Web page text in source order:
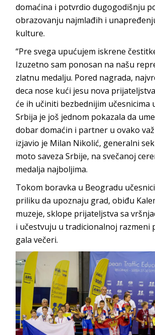
domaćina i potvrdio dugogodišnju
obrazovanju najmlađih i
kulture.
“Pre svega upućujem iskrene
Izuzetno sam ponosan na našu
zlatnu medalju. Pored nagrada,
deca nose kući jesu nova
će ih učiniti bezbednijim učesnicima
Srbija je još jednom pokazala da
dobar domaćin i partner u ovako
izjavio je Milan Nikolić, generalni
moto saveza Srbije, na svečanoj
medalja najboljima.
Tokom boravka u Beogradu
priliku da upoznaju grad, obiđu
muzeje, sklope prijateljstva sa
i učestvuju u tradicionalnoj razmeni
gala večeri.